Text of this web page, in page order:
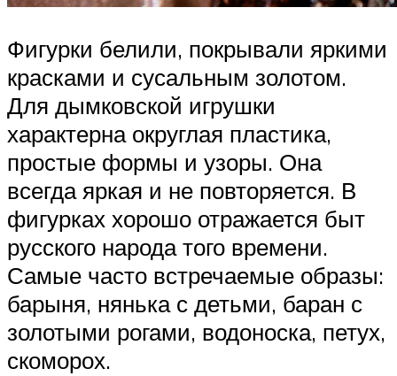
Фигурки белили, покрывали яркими
красками и сусальным золотом.
Для дымковской игрушки
характерна округлая пластика,
простые формы и узоры. Она
всегда яркая и не повторяется. В
фигурках хорошо отражается быт
русского народа того времени.
Самые часто встречаемые образы:
барыня, нянька с детьми, баран с
золотыми рогами, водоноска, петух,
скоморох.